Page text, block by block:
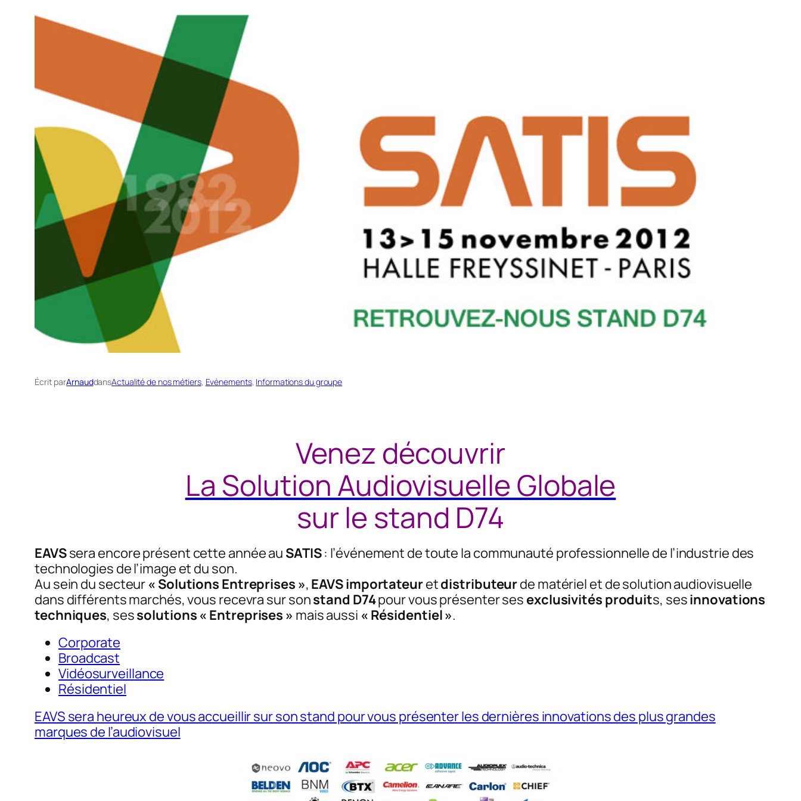
Écrit parArnauddansActualité de nos métiers, Evénements, Informations du groupe
Venez découvrir
La Solution Audiovisuelle Globale
sur le stand D74
EAVSsera encore présent cette année au SATIS: l’événement de toute la communauté professionnelle de l’industrie des
technologies de l’image et du son.
Au sein du secteur « Solutions Entreprises », EAVSimportateuretdistributeurde matériel et de solution audiovisuelle
dans différents marchés, vous recevra sur sonstand D74pour vous présenter ses exclusivités produits, sesinnovations
techniques, sessolutions « Entreprises » mais aussi « Résidentiel ».
Corporate
Broadcast
Vidéosurveillance
Résidentiel
EAVS sera heureux de vous accueillir sur son stand pour vous présenter les dernières innovations des plus grandes
marques de l’audiovisuel